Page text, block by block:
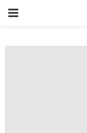
PRIMARY